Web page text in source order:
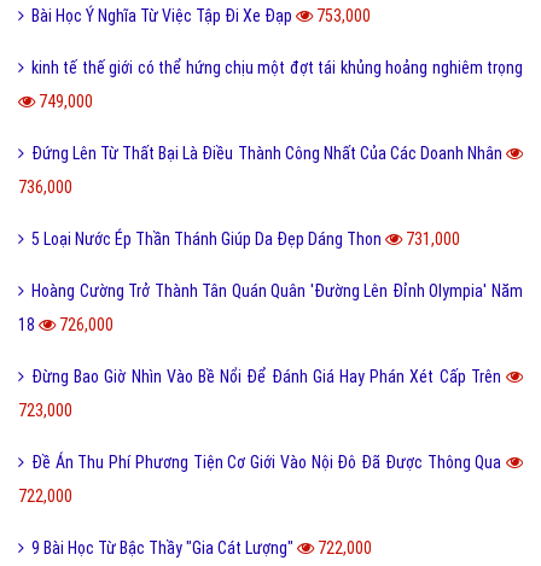
Bài Học Ý Nghĩa Từ Việc Tập Đi Xe Đạp 753,000
kinh tế thế giới có thể hứng chịu một đợt tái khủng hoảng nghiêm trọng
749,000
Đứng Lên Từ Thất Bại Là Điều Thành Công Nhất Của Các Doanh Nhân
736,000
5 Loại Nước Ép Thần Thánh Giúp Da Đẹp Dáng Thon 731,000
Hoàng Cường Trở Thành Tân Quán Quân 'Đường Lên Đỉnh Olympia' Năm
18
726,000
Đừng Bao Giờ Nhìn Vào Bề Nổi Để Đánh Giá Hay Phán Xét Cấp Trên
723,000
Đề Án Thu Phí Phương Tiện Cơ Giới Vào Nội Đô Đã Được Thông Qua
722,000
9 Bài Học Từ Bậc Thầy "Gia Cát Lượng" 722,000